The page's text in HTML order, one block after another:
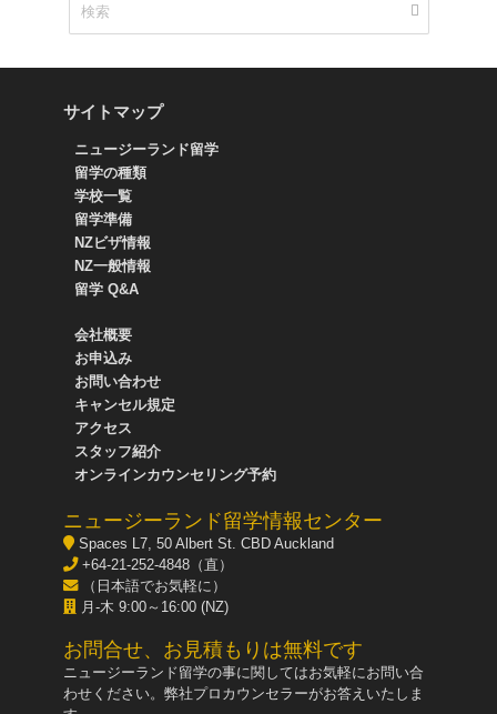
サイトマップ
ニュージーランド留学
留学の種類
学校一覧
留学準備
NZビザ情報
NZ一般情報
留学 Q&A
会社概要
お申込み
お問い合わせ
キャンセル規定
アクセス
スタッフ紹介
オンラインカウンセリング予約
ニュージーランド留学情報センター
Spaces L7, 50 Albert St. CBD Auckland
+64-21-252-4848（直）
（日本語でお気軽に）
月-木 9:00～16:00 (NZ)
お問合せ、お見積もりは無料です
ニュージーランド留学の事に関してはお気軽にお問い合
わせください。弊社プロカウンセラーがお答えいたしま